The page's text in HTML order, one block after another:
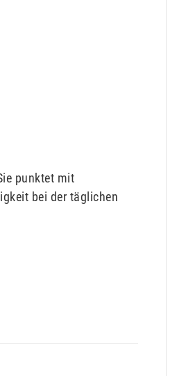
punktet mit
bei der täglichen